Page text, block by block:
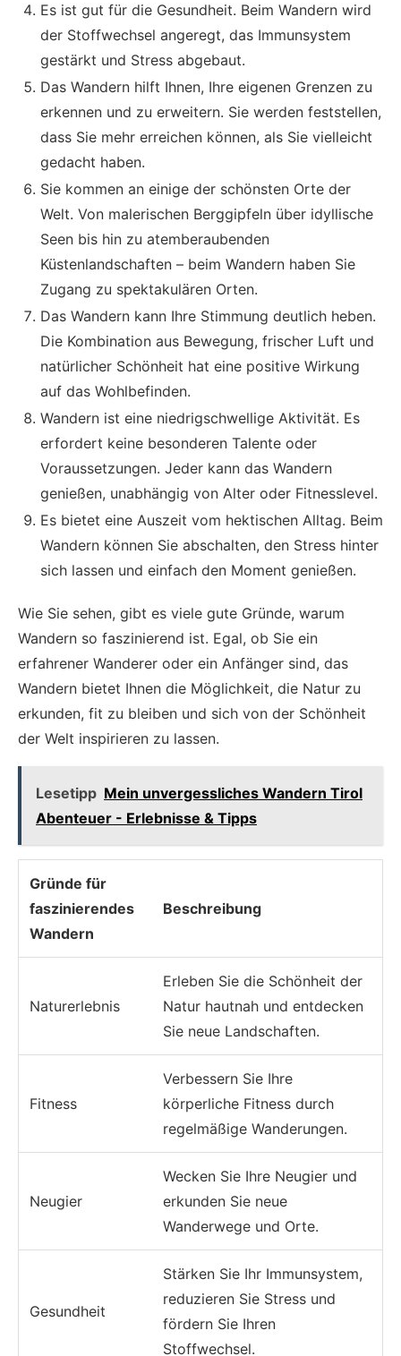
Es ist gut für die Gesundheit. Beim Wandern wird
der Stoffwechsel angeregt, das Immunsystem
gestärkt und Stress abgebaut.
Das Wandern hilft Ihnen, Ihre eigenen Grenzen zu
erkennen und zu erweitern. Sie werden feststellen,
dass Sie mehr erreichen können, als Sie vielleicht
gedacht haben.
Sie kommen an einige der schönsten Orte der
Welt. Von malerischen Berggipfeln über idyllische
Seen bis hin zu atemberaubenden
Küstenlandschaften – beim Wandern haben Sie
Zugang zu spektakulären Orten.
Das Wandern kann Ihre Stimmung deutlich heben.
Die Kombination aus Bewegung, frischer Luft und
natürlicher Schönheit hat eine positive Wirkung
auf das Wohlbefinden.
Wandern ist eine niedrigschwellige Aktivität. Es
erfordert keine besonderen Talente oder
Voraussetzungen. Jeder kann das Wandern
genießen, unabhängig von Alter oder Fitnesslevel.
Es bietet eine Auszeit vom hektischen Alltag. Beim
Wandern können Sie abschalten, den Stress hinter
sich lassen und einfach den Moment genießen.
Wie Sie sehen, gibt es viele gute Gründe, warum
Wandern so faszinierend ist. Egal, ob Sie ein
erfahrener Wanderer oder ein Anfänger sind, das
Wandern bietet Ihnen die Möglichkeit, die Natur zu
erkunden, fit zu bleiben und sich von der Schönheit
der Welt inspirieren zu lassen.
Lesetipp Mein unvergessliches Wandern Tirol
Abenteuer - Erlebnisse & Tipps
Gründe für
faszinierendes
Wandern
Beschreibung
Naturerlebnis
Erleben Sie die Schönheit der
Natur hautnah und entdecken
Sie neue Landschaften.
Fitness
Verbessern Sie Ihre
körperliche Fitness durch
regelmäßige Wanderungen.
Neugier
Wecken Sie Ihre Neugier und
erkunden Sie neue
Wanderwege und Orte.
Gesundheit
Stärken Sie Ihr Immunsystem,
reduzieren Sie Stress und
fördern Sie Ihren
Stoffwechsel.